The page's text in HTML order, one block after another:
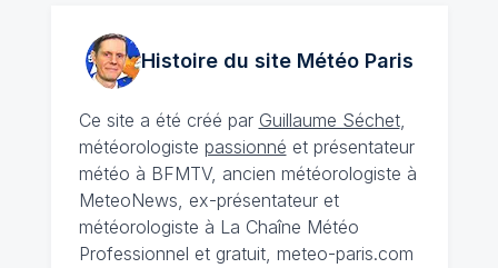
Histoire du site MétéoParis
Ce site a été créé par Guillaume Séchet,
météorologiste passionné et présentateur
météo à BFMTV, ancien météorologiste à
MeteoNews, ex-présentateur et
météorologiste à La Chaîne Météo
Professionnel et gratuit, meteo-paris.com